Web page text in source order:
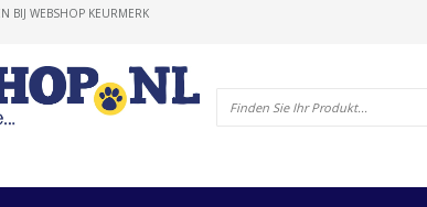
BIJ WEBSHOP KEURMERK